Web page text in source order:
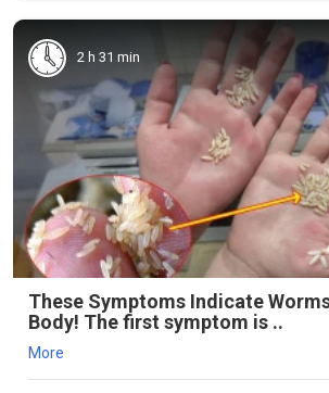
2 h 31 min
These Symptoms Indicate
Body! The first symptom is ..
More